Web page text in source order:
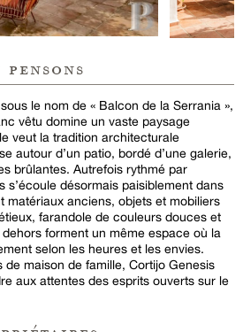
pensons
le nom de « Balcon de la Serrania »,
vêtu domine un vaste paysage
veut la tradition architecturale
autour d’un patio, bordé d’une galerie,
brûlantes. Autrefois rythmé par
s’écoule désormais paisiblement dans
matériaux anciens, objets et mobiliers
farandole de couleurs douces et
forment un même espace où la
selon les heures et les envies.
de maison de famille, Cortijo Genesis
aux attentes des esprits ouverts sur le